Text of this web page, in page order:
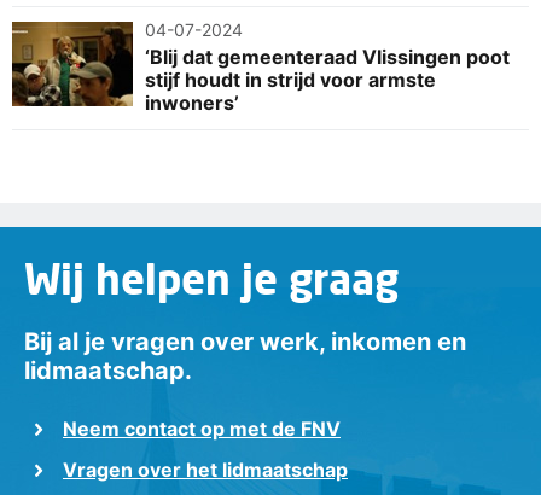
04-07-2024
‘Blij dat gemeenteraad Vlissingen poot
stijf houdt in strijd voor armste
inwoners’
Wij helpen je graag
Bij al je vragen over werk, inkomen en
lidmaatschap.
Neem contact op met de FNV
Vragen over het lidmaatschap